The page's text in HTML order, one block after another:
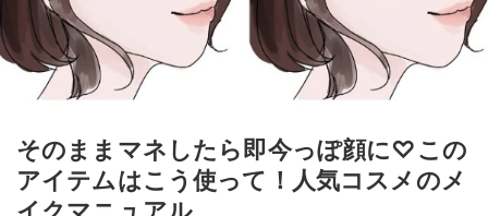
そのままマネしたら即今っぽ顔に♡この
アイテムはこう使って！人気コスメのメ